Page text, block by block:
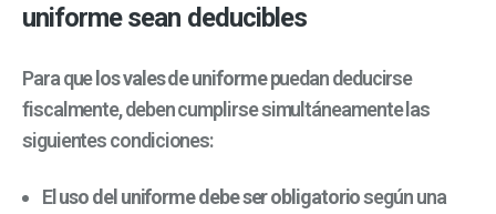
uniforme sean deducibles
Para que los vales de uniformepuedan deducirse
fiscalmente, deben cumplirse simultáneamente las
siguientes condiciones:
Eluso del uniforme debe ser obligatoriosegún una